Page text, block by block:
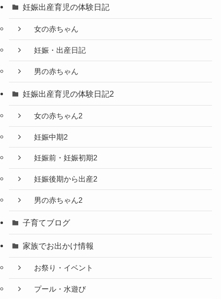
妊娠出産育児の体験日記
女の赤ちゃん
妊娠・出産日記
男の赤ちゃん
妊娠出産育児の体験日記2
女の赤ちゃん2
妊娠中期2
妊娠前・妊娠初期2
妊娠後期から出産2
男の赤ちゃん2
子育てブログ
家族でお出かけ情報
お祭り・イベント
プール・水遊び